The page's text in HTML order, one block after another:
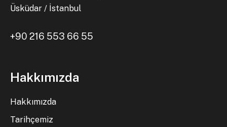
Üsküdar / İstanbul
+90 216 553 66 55
Hakkımızda
Hakkımızda
Tarihçemiz